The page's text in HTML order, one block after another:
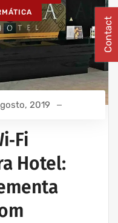
2019
Hotel:
Contact